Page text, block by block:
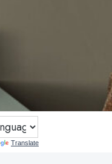
Translate